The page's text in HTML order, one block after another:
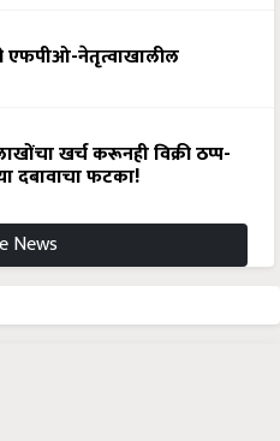
एफपीओ-नेतृत्वाखालील
खर्च करूनही विक्री ठप्प-
दबावाचा फटका!
News